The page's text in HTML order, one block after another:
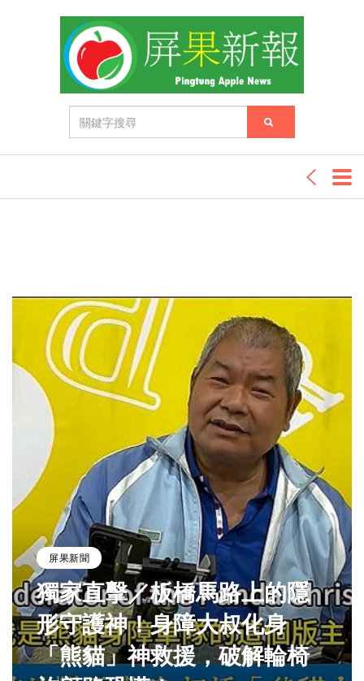
致命的馬路孤島，突如其來的斷電危機
記者Sky板橋報導
致命的馬路孤島，突如其來的斷電危機
屏果新聞
獨家直擊／板橋馬路上的隱
形守護神！身障大叔化身
「熊貓」神救援，破解輪椅